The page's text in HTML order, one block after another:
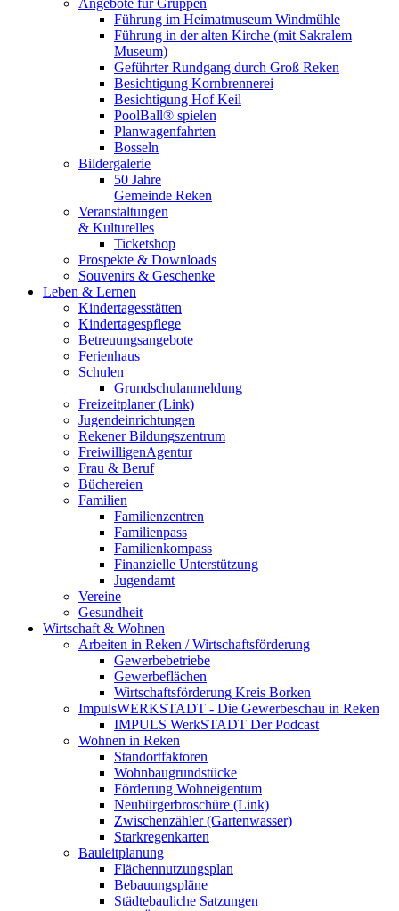
Angebote für Gruppen
Führung im Heimatmuseum Windmühle
Führung in der alten Kirche (mit Sakralem
Museum)
Geführter Rundgang durch Groß Reken
Besichtigung Kornbrennerei
Besichtigung Hof Keil
PoolBall® spielen
Planwagenfahrten
Bosseln
Bildergalerie
50 Jahre
Gemeinde Reken
Veranstaltungen
& Kulturelles
Ticketshop
Prospekte & Downloads
Souvenirs & Geschenke
Leben & Lernen
Kindertagesstätten
Kindertagespflege
Betreuungsangebote
Ferienhaus
Schulen
Grundschulanmeldung
Freizeitplaner (Link)
Jugendeinrichtungen
Rekener Bildungszentrum
FreiwilligenAgentur
Frau & Beruf
Büchereien
Familien
Familienzentren
Familienpass
Familienkompass
Finanzielle Unterstützung
Jugendamt
Vereine
Gesundheit
Wirtschaft & Wohnen
Arbeiten in Reken / Wirtschaftsförderung
Gewerbebetriebe
Gewerbeflächen
Wirtschaftsförderung Kreis Borken
ImpulsWERKSTADT - Die Gewerbeschau in Reken
IMPULS WerkSTADT Der Podcast
Wohnen in Reken
Standortfaktoren
Wohnbaugrundstücke
Förderung Wohneigentum
Neubürgerbroschüre (Link)
Zwischenzähler (Gartenwasser)
Starkregenkarten
Bauleitplanung
Flächennutzungsplan
Bebauungspläne
Städtebauliche Satzungen